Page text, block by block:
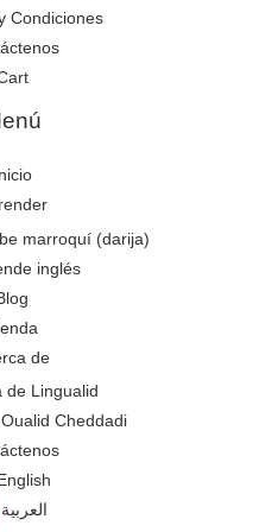
Condiciones
Inicio
marroquí (darija)
inglés
de
de Lingualid
Cheddadi
English
العربية